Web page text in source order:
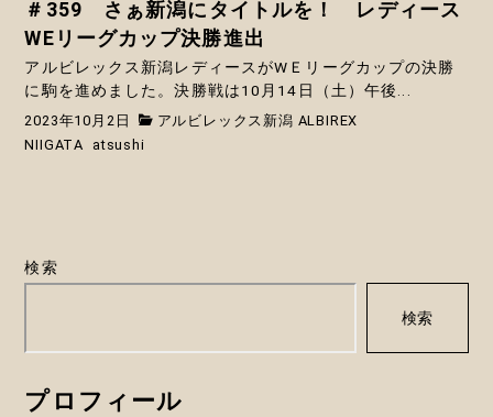
＃359 さぁ新潟にタイトルを！ レディース
WEリーグカップ決勝進出
アルビレックス新潟レディースがWＥリーグカップの決勝
に駒を進めました。決勝戦は10月14日（土）午後...
2023年10月2日
アルビレックス新潟 ALBIREX
NIIGATA
atsushi
検索
検索
プロフィール